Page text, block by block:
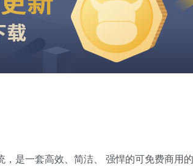
是一套高效、简洁、 强悍的可免费商用